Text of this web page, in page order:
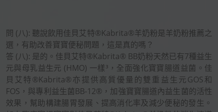
問 (八): 聽說飲用佳貝艾特®Kabrita®羊奶粉是羊奶粉推薦之
選，有助改善寶寶便秘問題，這是真的嗎？
答 (八): 是的。佳貝艾特®Kabrita® BB奶粉天然已有7種益生
元與母乳益生元 (HMO) 一樣³，全面強化寶寶腸道益菌。佳
貝艾特®Kabrita®亦提供高質優量的雙重益生元GOS和
FOS，與專利益生菌BB-12®，加強寶寶腸道內益生菌的活性
效果，幫助構建腸胃發展、提高消化率及減少便秘的發生。